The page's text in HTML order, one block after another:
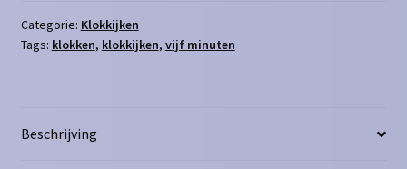
naar
geschreven
analoog
Categorie: Klokkijken
Tags: klokken, klokkijken, vijf minuten
Beschrijving